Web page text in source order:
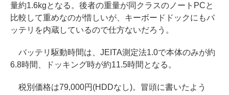
量約1.6kgとなる。後者の重量が同クラスのノートPCと
比較して重めなのが惜しいが、キーボードドックにもバ
ッテリを内蔵しているので仕方ないだろう。
バッテリ駆動時間は、JEITA測定法1.0で本体のみが約
6.8時間、ドッキング時が約11.5時間となる。
税別価格は79,000円(HDDなし)。冒頭に書いたよう